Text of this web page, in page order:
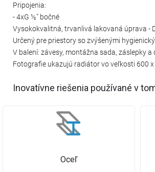
Pripojenia:
- 4xG ½″ bočné
Vysokokvalitná, trvanlivá lakovaná úprava -
Určený pre priestory so zvýšenými
V balení: závesy, montážna sada, záslepky
Fotografie ukazujú radiátor vo veľkosti 600 x
Inovatívne riešenia používané v
Oceľ